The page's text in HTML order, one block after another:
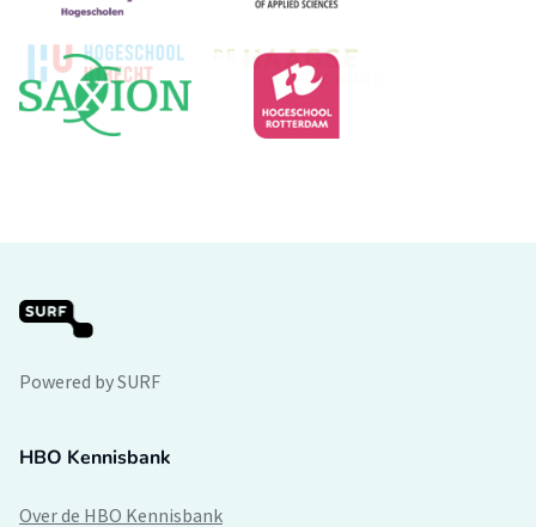
Powered by SURF
HBO Kennisbank
Over de HBO Kennisbank